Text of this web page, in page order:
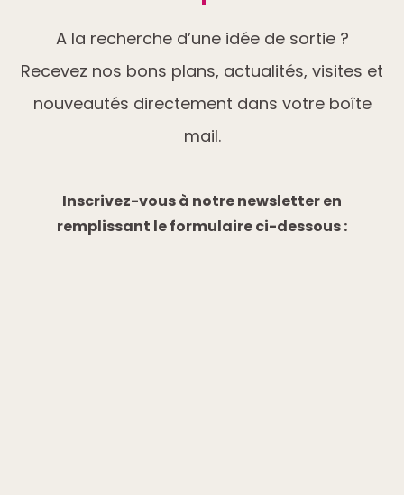
A la recherche d’une idée de sortie ?
Recevez nos bons plans, actualités, visites et
nouveautés directement dans votre boîte
mail.
Inscrivez-vous à notre newsletter en
remplissant le formulaire ci-dessous :